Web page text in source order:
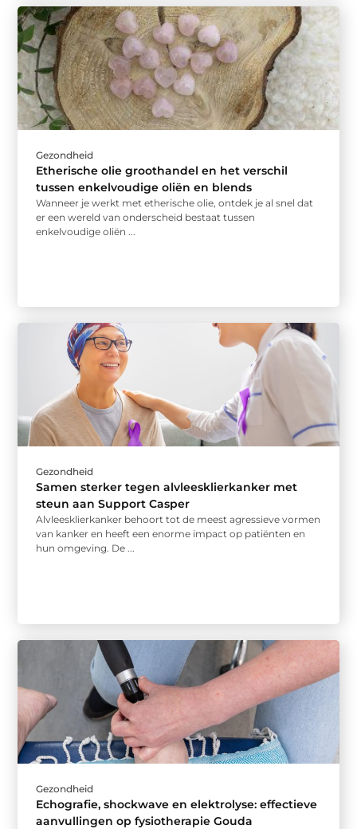
Gezondheid
Etherische olie groothandel en het verschil
tussen enkelvoudige oliën en blends
Wanneer je werkt met etherische olie, ontdek je al snel dat
er een wereld van onderscheid bestaat tussen
enkelvoudige oliën ...
Gezondheid
Samen sterker tegen alvleesklierkanker met
steun aan Support Casper
Alvleesklierkanker behoort tot de meest agressieve vormen
van kanker en heeft een enorme impact op patiënten en
hun omgeving. De ...
Gezondheid
Echografie, shockwave en elektrolyse: effectieve
aanvullingen op fysiotherapie Gouda